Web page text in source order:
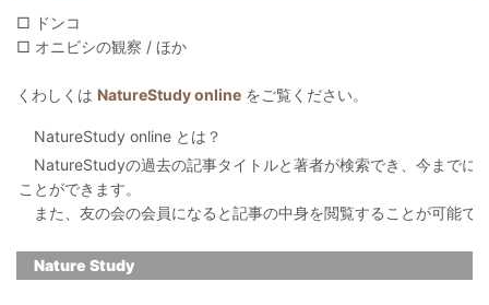
□ ドンコ
□ オニビシの観察 / ほか
くわしくは NatureStudy online をご覧ください。
NatureStudy online とは？
NatureStudyの過去の記事タイトルと著者が検索でき、今までに
ことができます。
また、友の会の会員になると記事の中身を閲覧することが可能で
Nature Study